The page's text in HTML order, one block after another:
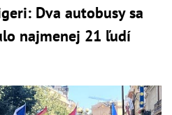
Dva autobusy sa
najmenej 21 ľudí